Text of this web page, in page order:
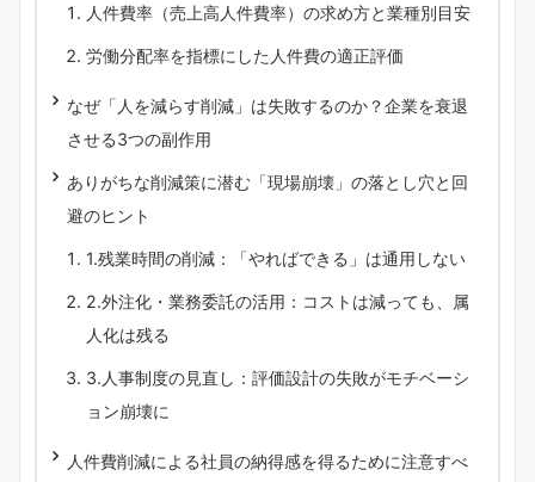
人件費率（売上高人件費率）の求め方と業種別目安
労働分配率を指標にした人件費の適正評価
なぜ「人を減らす削減」は失敗するのか？企業を衰退
させる3つの副作用
ありがちな削減策に潜む「現場崩壊」の落とし穴と回
避のヒント
1.残業時間の削減：「やればできる」は通用しない
2.外注化・業務委託の活用：コストは減っても、属
人化は残る
3.人事制度の見直し：評価設計の失敗がモチベーシ
ョン崩壊に
人件費削減による社員の納得感を得るために注意すべ